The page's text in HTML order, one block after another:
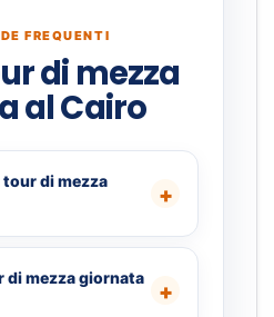
FREQUENTI
di mezza
al Cairo
di mezza
di mezza giornata